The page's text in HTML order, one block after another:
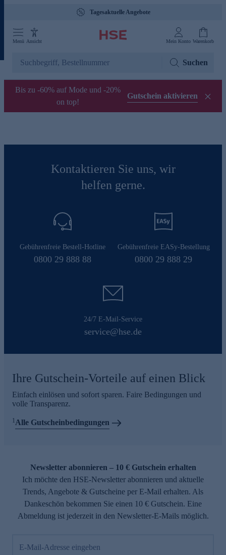
Tagesaktuelle Angebote
Menü Ansicht Mein Konto Warenkorb
Suchen
Bis zu -60% auf Mode und -20%
on top!
Gutschein aktivieren
Kontaktieren Sie uns, wir
helfen gerne.
Gebührenfreie Bestell-Hotline
0800 29 888 88
Gebührenfreie EASy-Bestellung
0800 29 888 29
24/7 E-Mail-Service
service@hse.de
Ihre Gutschein-Vorteile auf einen Blick
Einfach einlösen und sofort sparen. Faire Bedingungen und
volle Transparenz.
1Alle Gutscheinbedingungen
Newsletter abonnieren – 10 € Gutschein erhalten
Ich möchte den HSE-Newsletter abonnieren und aktuelle
Trends, Angebote & Gutscheine per E-Mail erhalten. Als
Dankeschön bekommen Sie einen 10 € Gutschein. Eine
Abmeldung ist jederzeit in den Newsletter-E-Mails möglich.
E-Mail-Adresse eingeben